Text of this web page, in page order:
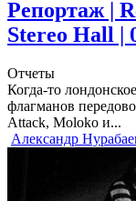
Репортаж |
Stereo Hall |
Отчеты
Когда-то
флагманов
Attack, Moloko и...
Александр